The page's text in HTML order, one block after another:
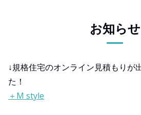
お知らせ
↓規格住宅のオンライン見積もりが
た！
＋M style